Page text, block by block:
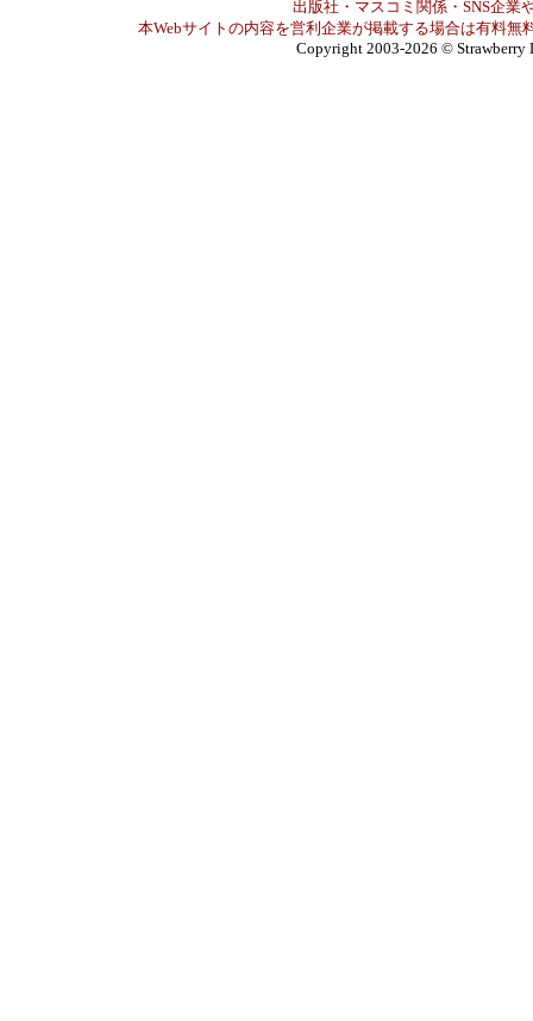
出版社・マスコミ関係・SNS企業
本Webサイトの内容を営利企業が掲載する場合は有料無
Copyright 2003-2026 © Strawberry